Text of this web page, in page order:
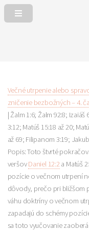
Večné utrpenie alebo
zničenie bezbožných – 4.
| Žalm 1:6; Žalm 92:8; Izaiáš
3:12; Matúš 15:18 až 20;
až 69; Filipanom 3:19;
Popis: Toto štvrté
veršovDaniel 12:2a Matúš
pozície o večnom utrpení
dôvody, prečo pri bližšom
váhu doktríny o večnom
zapadajú do schémy
sa toto vyučovanie